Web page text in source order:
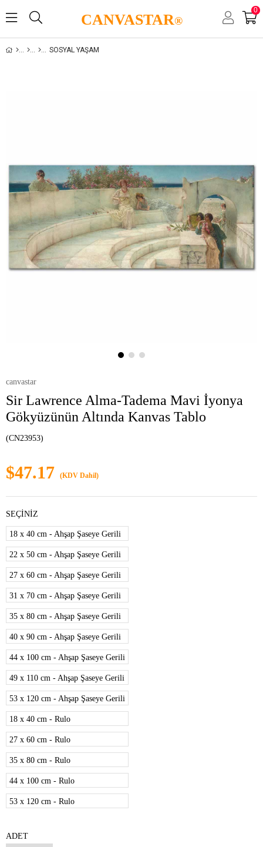
CANVASTAR®
0
SOSYAL YAŞAM
canvastar
Sir Lawrence Alma-Tadema Mavi İyonya
Gökyüzünün Altında Kanvas Tablo
(CN23953)
$47.17 (KDV Dahil)
SEÇİNİZ
18 x 40 cm - Ahşap Şaseye Gerili
22 x 50 cm - Ahşap Şaseye Gerili
27 x 60 cm - Ahşap Şaseye Gerili
31 x 70 cm - Ahşap Şaseye Gerili
35 x 80 cm - Ahşap Şaseye Gerili
40 x 90 cm - Ahşap Şaseye Gerili
44 x 100 cm - Ahşap Şaseye Gerili
49 x 110 cm - Ahşap Şaseye Gerili
53 x 120 cm - Ahşap Şaseye Gerili
18 x 40 cm - Rulo
27 x 60 cm - Rulo
35 x 80 cm - Rulo
44 x 100 cm - Rulo
53 x 120 cm - Rulo
ADET